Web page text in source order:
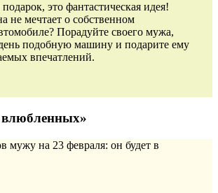
это фантастическая идея!
не мечтает о собственном
Порадуйте своего мужа,
подобную машину и подарите ему
впечатлений.